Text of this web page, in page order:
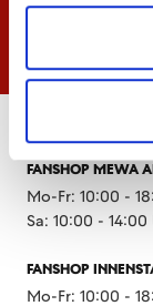
FANSHOP MEWA
Mo-Fr: 10:00 -
Sa: 10:00 - 14:00
FANSHOP
Mo-Fr: 10:00 -